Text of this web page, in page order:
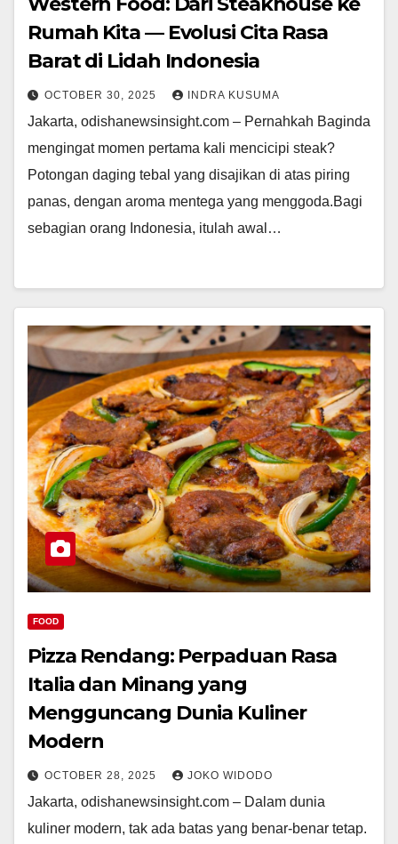
Rumah Kita — Evolusi Cita Rasa
Barat di Lidah Indonesia
OCTOBER 30, 2025 INDRA KUSUMA
Jakarta, odishanewsinsight.com – Pernahkah Baginda
mengingat momen pertama kali mencicipi steak?
Potongan daging tebal yang disajikan di atas piring
panas, dengan aroma mentega yang menggoda.Bagi
sebagian orang Indonesia, itulah awal…
FOOD
Pizza Rendang: Perpaduan Rasa
Italia dan Minang yang
Mengguncang Dunia Kuliner
Modern
OCTOBER 28, 2025 JOKO WIDODO
Jakarta, odishanewsinsight.com – Dalam dunia
kuliner modern, tak ada batas yang benar-benar tetap.